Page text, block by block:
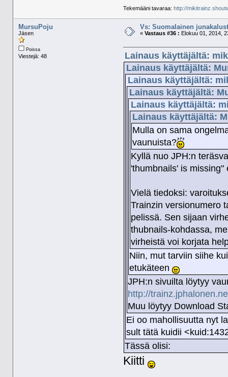
Tekemääni tavaraa: http://
MursuPoju
Jäsen
Poissa
Viestejä: 48
Vs: Suomalainen
« Vastaus #36 : Elokuu 01, 2014,
Lainaus käyttäjältä:
Lainaus käyttäjältä:
Lainaus käyttäjältä:
Lainaus käyttäjältä:
Lainaus käyttäjältä:
Lainaus käyttäjältä:
Mulla on sama
vaunuista?
Kyllä nuo JPH:n
'thumbnails' is missing"
Vielä tiedoksi:
Trainzin versionumero
pelissä. Sen sijaan
thubnails-kohdassa,
virheistä voi korjata
Niin, mut tarviin siihe
etukäteen
JPH:n sivuilta löytyy
http://
Muu löytyy Download
Ei oo mahollisuutta nyt
sult tätä kuidii
Tässä olisi:
Kiitti